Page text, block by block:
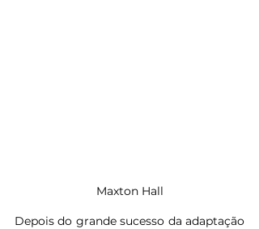
Maxton Hall
Depois do grande sucesso da adaptação